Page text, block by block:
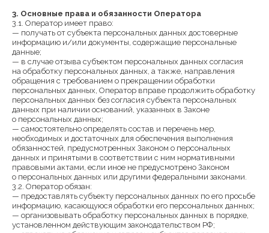
3. Основные права и обязанности Оператора
3.1. Оператор имеет право:
— получать от субъекта персональных данных достоверные
информацию и/или документы, содержащие персональные
данные;
— в случае отзыва субъектом персональных данных согласия
на обработку персональных данных, а также, направления
обращения с требованием о прекращении обработки
персональных данных, Оператор вправе продолжить обработку
персональных данных без согласия субъекта персональных
данных при наличии оснований, указанных в Законе
о персональных данных;
— самостоятельно определять состав и перечень мер,
необходимых и достаточных для обеспечения выполнения
обязанностей, предусмотренных Законом о персональных
данных и принятыми в соответствии с ним нормативными
правовыми актами, если иное не предусмотрено Законом
о персональных данных или другими федеральными законами.
3.2. Оператор обязан:
— предоставлять субъекту персональных данных по его просьбе
информацию, касающуюся обработки его персональных данных;
— организовывать обработку персональных данных в порядке,
установленном действующим законодательством РФ;